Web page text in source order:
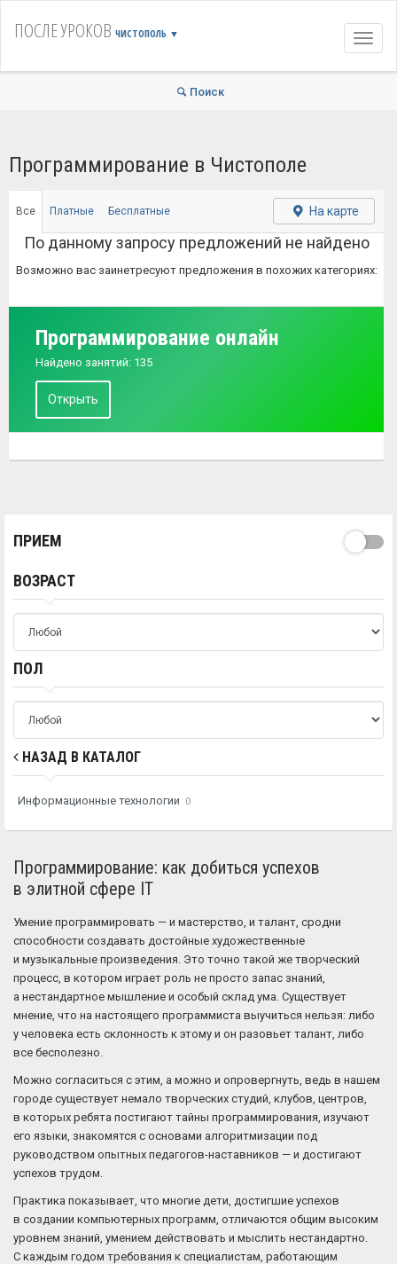
ПОСЛЕ УРОКОВ ЧИСТОПОЛЬ ▼
Поиск
Программирование в Чистополе
Все Платные Бесплатные На карте
По данному запросу предложений не найдено
Возможно вас заинетресуют предложения в похожих категориях:
Программирование онлайн
Найдено занятий: 135
Открыть
ПРИЕМ
ВОЗРАСТ
ПОЛ
НАЗАД В КАТАЛОГ
Информационные технологии 0
Программирование: как добиться успехов
в элитной сфере IT
Умение программировать — и мастерство, и талант, сродни
способности создавать достойные художественные
и музыкальные произведения. Это точно такой же творческий
процесс, в котором играет роль не просто запас знаний,
а нестандартное мышление и особый склад ума. Существует
мнение, что на настоящего программиста выучиться нельзя: либо
у человека есть склонность к этому и он разовьет талант, либо
все бесполезно.
Можно согласиться с этим, а можно и опровергнуть, ведь в нашем
городе существует немало творческих студий, клубов, центров,
в которых ребята постигают тайны программирования, изучают
его языки, знакомятся с основами алгоритмизации под
руководством опытных педагогов-наставников — и достигают
успехов трудом.
Практика показывает, что многие дети, достигшие успехов
в создании компьютерных программ, отличаются общим высоким
уровнем знаний, умением действовать и мыслить нестандартно.
С каждым годом требования к специалистам, работающим